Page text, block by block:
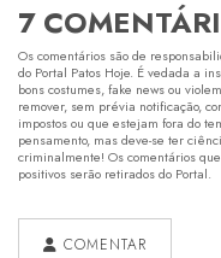
7
Os comentários são de
do Portal Patos Hoje. É vedada a
bons costumes, fake news ou
remover, sem prévia notificação,
impostos ou que estejam fora do
pensamento, mas deve-se ter
criminalmente! Os comentários
positivos serão retirados do Portal.
COMENTAR